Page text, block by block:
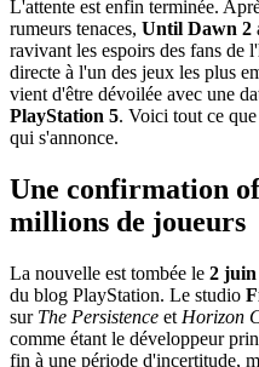
L'attente est enfin terminée.
rumeurs tenaces, Until Dawn 2
ravivant les espoirs des fans de
directe à l'un des jeux les plus
vient d'être dévoilée avec une
PlayStation 5. Voici tout ce
qui s'annonce.
Une confirmation
millions de joueurs
La nouvelle est tombée le 2 juin
du blog PlayStation. Le studio
sur The Persistence et Horizon
comme étant le développeur
fin à une période d'incertitude,